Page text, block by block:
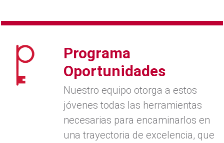
Programa
Oportunidades
Nuestro equipo otorga a estos
jóvenes todas las herramientas
necesarias para encaminarlos en
una trayectoria de excelencia, que